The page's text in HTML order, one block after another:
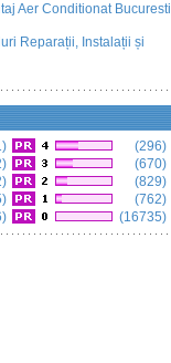
Aer Conditionat Bucuresti
Reparații, Instalații și
(296)
(670)
(829)
(762)
(16735)